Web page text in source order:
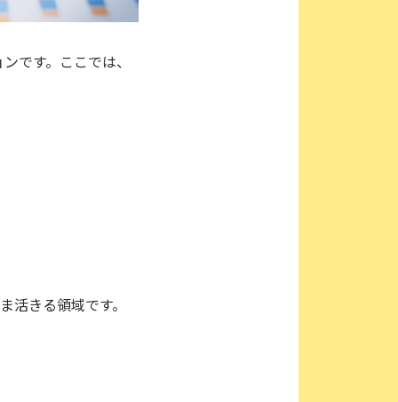
です。ここでは、
きる領域です。